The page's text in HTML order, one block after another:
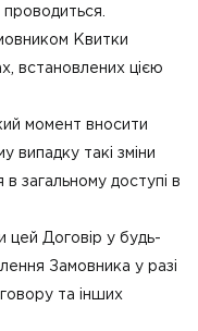
Квитки
встановлених цією
момент вносити
випадку такі зміни
в загальному доступі в
цей Договір у будь-
Замовника у разі
та інших